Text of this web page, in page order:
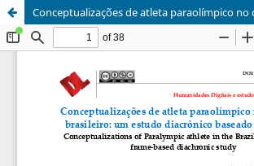
Conceptualizações de atleta paraolímpico no